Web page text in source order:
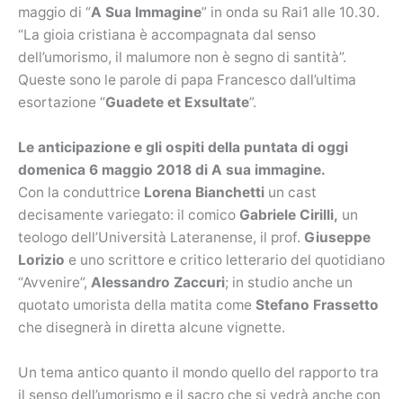
maggio di “A Sua Immagine” in onda su Rai1 alle 10.30.
“La gioia cristiana è accompagnata dal senso
dell’umorismo, il malumore non è segno di santità”.
Queste sono le parole di papa Francesco dall’ultima
esortazione “Guadete et Exsultate”.
Le anticipazione e gli ospiti della puntata di oggi
domenica 6 maggio 2018 di A sua immagine.
Con la conduttrice Lorena Bianchetti un cast
decisamente variegato: il comico Gabriele Cirilli, un
teologo dell’Università Lateranense, il prof. Giuseppe
Lorizio e uno scrittore e critico letterario del quotidiano
“Avvenire”, Alessandro Zaccuri; in studio anche un
quotato umorista della matita come Stefano Frassetto
che disegnerà in diretta alcune vignette.
Un tema antico quanto il mondo quello del rapporto tra
il senso dell’umorismo e il sacro che si vedrà anche con